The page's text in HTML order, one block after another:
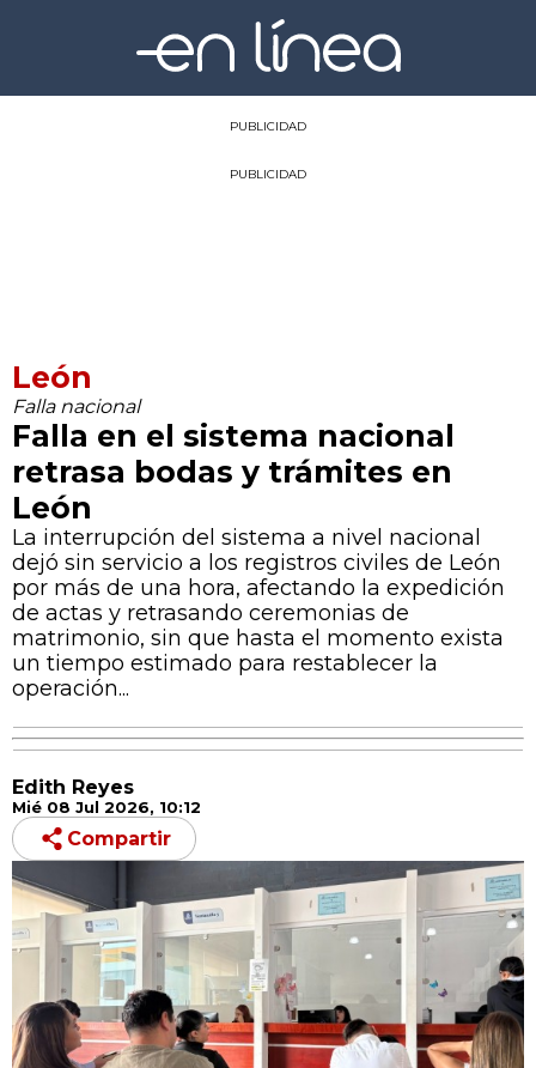
PUBLICIDAD
PUBLICIDAD
León
Falla nacional
Falla en el sistema nacional
retrasa bodas y trámites en
León
La interrupción del sistema a nivel nacional
dejó sin servicio a los registros civiles de León
por más de una hora, afectando la expedición
de actas y retrasando ceremonias de
matrimonio, sin que hasta el momento exista
un tiempo estimado para restablecer la
operación...
Edith Reyes
Mié 08 Jul 2026, 10:12
Compartir